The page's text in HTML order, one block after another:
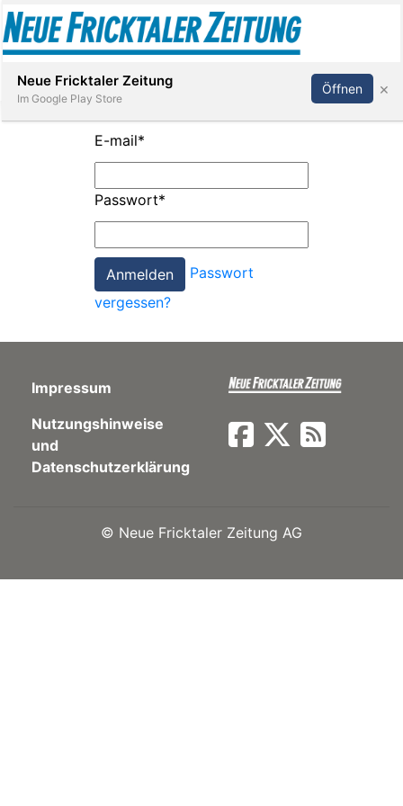
Paper
App
Abonnieren Anmelden
E-mail*
Passwort*
Passwort
vergessen?
Impressum
Nutzungshinweise
und
Datenschutzerklärung
© Neue Fricktaler Zeitung AG
Neue Fricktaler Zeitung
Im Google Play Store
Öffnen ×